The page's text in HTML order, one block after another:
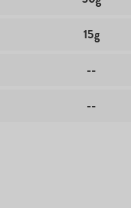
15g
--
--